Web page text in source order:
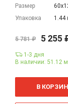
Размер
Упаковка
1.44
5 781 ₽ 5 255
1-3 дня
В наличии: 51.12 м
В